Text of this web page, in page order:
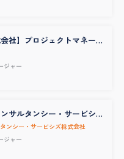
会社】プロジェクトマネー
ジャー
ンサルタンシー・サービシ
Project Manager /
ンシー・サービシズ株式会社
ジャー